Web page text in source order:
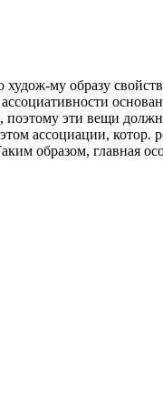
му образу
эти вещи
ассоциации,
образом, главная